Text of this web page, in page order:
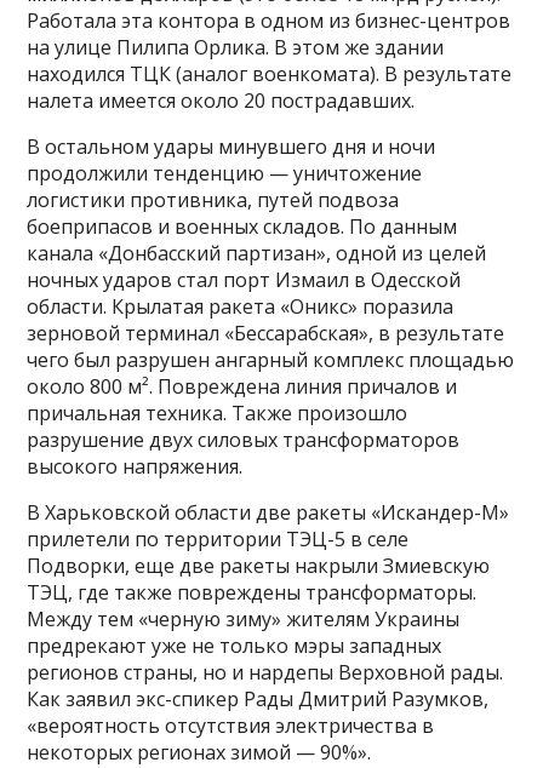
Работала эта контора в одном из бизнес-центров
на улице Пилипа Орлика. В этом же здании
находился ТЦК (аналог военкомата). В результате
налета имеется около 20 пострадавших.
В остальном удары минувшего дня и ночи
продолжили тенденцию — уничтожение
логистики противника, путей подвоза
боеприпасов и военных складов. По данным
канала «Донбасский партизан», одной из целей
ночных ударов стал порт Измаил в Одесской
области. Крылатая ракета «Оникс» поразила
зерновой терминал «Бессарабская», в результате
чего был разрушен ангарный комплекс площадью
около 800 м². Повреждена линия причалов и
причальная техника. Также произошло
разрушение двух силовых трансформаторов
высокого напряжения.
В Харьковской области две ракеты «Искандер-М»
прилетели по территории ТЭЦ-5 в селе
Подворки, еще две ракеты накрыли Змиевскую
ТЭЦ, где также повреждены трансформаторы.
Между тем «черную зиму» жителям Украины
предрекают уже не только мэры западных
регионов страны, но и нардепы Верховной рады.
Как заявил экс-спикер Рады Дмитрий Разумков,
«вероятность отсутствия электричества в
некоторых регионах зимой — 90%».